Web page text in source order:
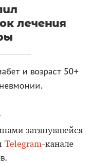
лечения
и возраст 50+
затянувшейся
Telegram-канале